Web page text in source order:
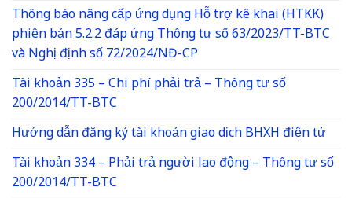
Thông báo nâng cấp ứng dụng Hỗ trợ kê khai (HTKK)
phiên bản 5.2.2 đáp ứng Thông tư số 63/2023/TT-BTC
và Nghị định số 72/2024/NĐ-CP
Tài khoản 335 – Chi phí phải trả – Thông tư số
200/2014/TT-BTC
Hướng dẫn đăng ký tài khoản giao dịch BHXH điện tử
Tài khoản 334 – Phải trả người lao động – Thông tư số
200/2014/TT-BTC